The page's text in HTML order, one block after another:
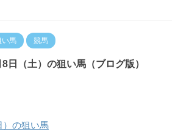
い馬 競馬
8日（土）の狙い馬（ブログ版）
）の狙い馬